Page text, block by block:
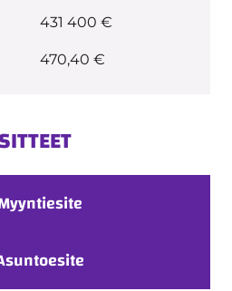
431 400 €
470,40 €